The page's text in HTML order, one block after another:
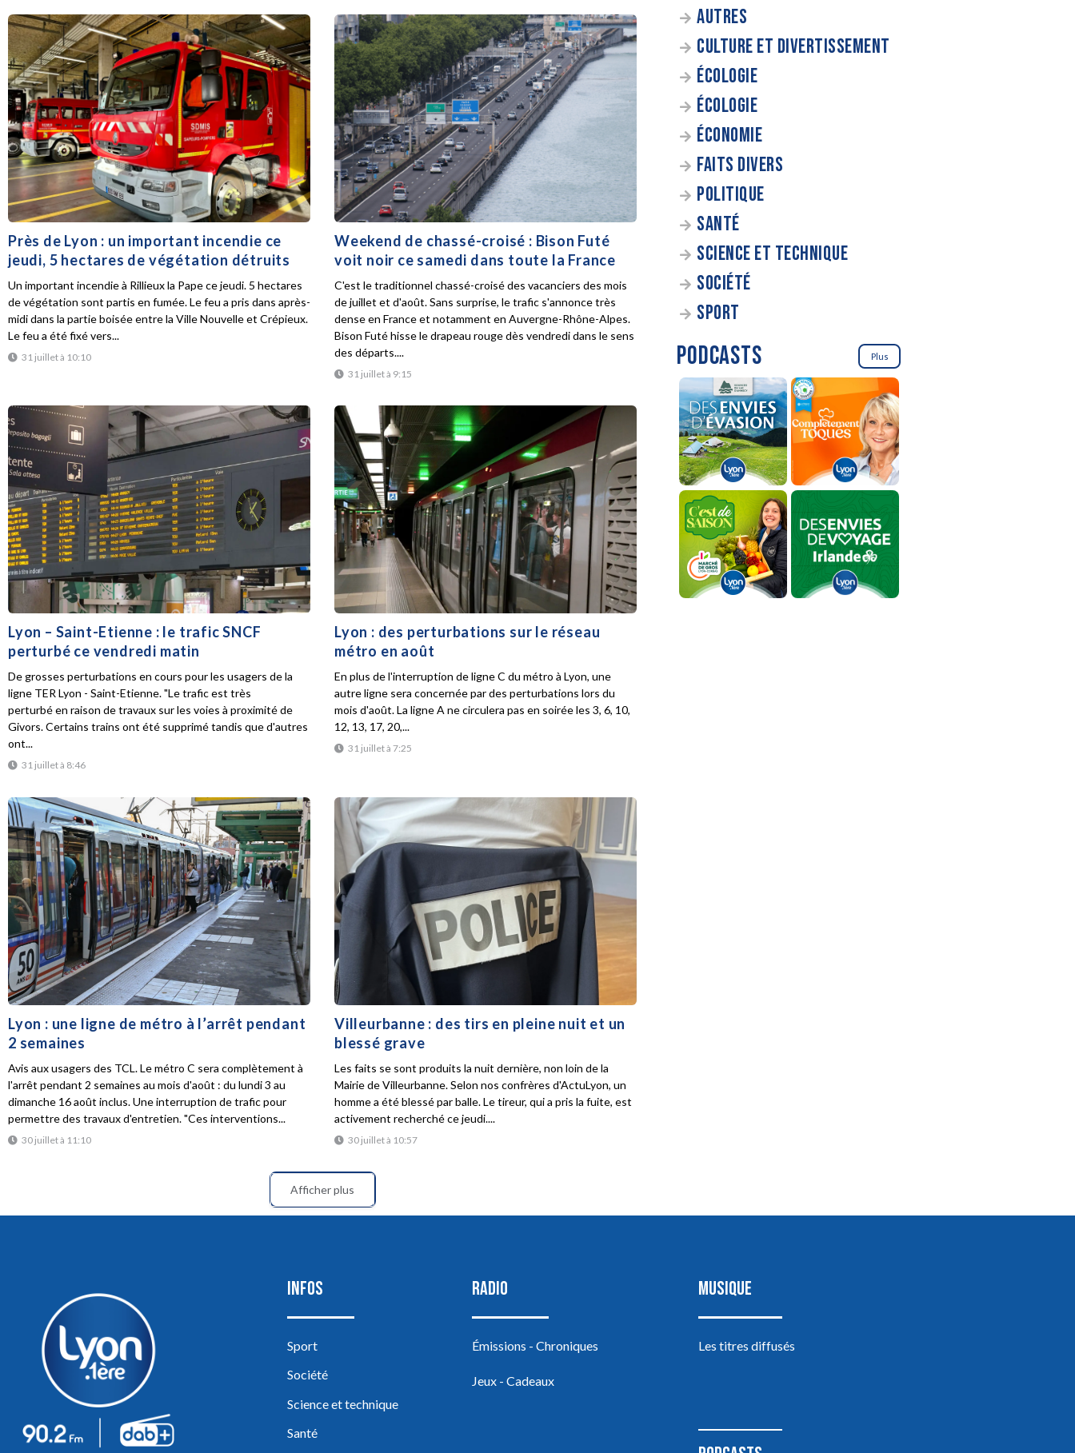
Près de Lyon : un important incendie ce
jeudi, 5 hectares de végétation détruits
31 juillet à 10:10
Un important incendie à Rillieux la Pape ce jeudi. 5 hectares
de végétation sont partis en fumée. Le feu a pris dans après-
midi dans la partie boisée entre la Ville Nouvelle et Crépieux.
Le feu a été fixé vers...
Weekend de chassé-croisé : Bison Futé
voit noir ce samedi dans toute la France
31 juillet à 9:15
C'est le traditionnel chassé-croisé des vacanciers des mois
de juillet et d'août. Sans surprise, le trafic s'annonce très
dense en France et notamment en Auvergne-Rhône-Alpes.
Bison Futé hisse le drapeau rouge dès vendredi dans le sens
des départs....
Lyon – Saint-Etienne : le trafic SNCF
perturbé ce vendredi matin
31 juillet à 8:46
De grosses perturbations en cours pour les usagers de la
ligne TER Lyon - Saint-Etienne. "Le trafic est très
perturbé en raison de travaux sur les voies à proximité de
Givors. Certains trains ont été supprimé tandis que d'autres
ont...
Lyon : des perturbations sur le réseau
métro en août
31 juillet à 7:25
En plus de l'interruption de ligne C du métro à Lyon, une
autre ligne sera concernée par des perturbations lors du
mois d'août. La ligne A ne circulera pas en soirée les 3, 6, 10,
12, 13, 17, 20,...
Lyon : une ligne de métro à l’arrêt pendant
2 semaines
30 juillet à 11:10
Avis aux usagers des TCL. Le métro C sera complètement à
l'arrêt pendant 2 semaines au mois d'août : du lundi 3 au
dimanche 16 août inclus. Une interruption de trafic pour
permettre des travaux d'entretien. "Ces interventions...
Villeurbanne : des tirs en pleine nuit et un
blessé grave
30 juillet à 10:57
Les faits se sont produits la nuit dernière, non loin de la
Mairie de Villeurbanne. Selon nos confrères d'ActuLyon, un
homme a été blessé par balle. Le tireur, qui a pris la fuite, est
activement recherché ce jeudi....
Afficher plus
AUTRES
CULTURE ET DIVERTISSEMENT
ÉCOLOGIE
ÉCOLOGIE
ÉCONOMIE
FAITS DIVERS
POLITIQUE
SANTÉ
SCIENCE ET TECHNIQUE
SOCIÉTÉ
SPORT
PODCASTS Plus
INFOS
Sport
Société
Science et technique
Santé
RADIO
Émissions - Chroniques
Jeux - Cadeaux
MUSIQUE
Les titres diffusés